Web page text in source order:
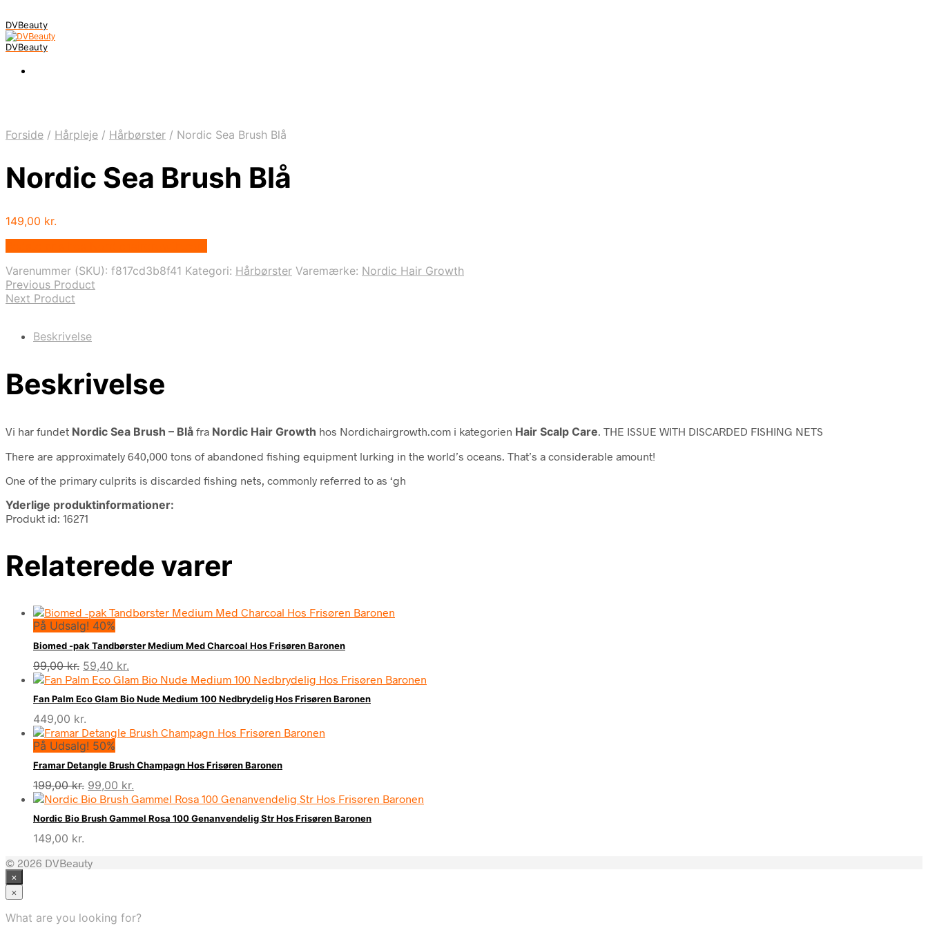
DVBeauty
DVBeauty
Forside / Hårpleje / Hårbørster / Nordic Sea Brush Blå
Nordic Sea Brush Blå
149,00 kr.
Varenummer (SKU): f817cd3b8f41 Kategori: Hårbørster Varemærke: Nordic Hair Growth
Previous Product
Next Product
Beskrivelse
Beskrivelse
Vi har fundet Nordic Sea Brush – Blå fra Nordic Hair Growth hos Nordichairgrowth.com i kategorien Hair Scalp Care . THE ISSUE WITH DISCARDED FISHING NETS
There are approximately 640,000 tons of abandoned fishing equipment lurking in the world’s oceans. That’s a considerable amount!
One of the primary culprits is discarded fishing nets, commonly referred to as ‘gh
Yderlige produktinformationer:
Produkt id: 16271
Relaterede varer
På Udsalg! 40%
Biomed -pak Tandbørster Medium Med Charcoal Hos Frisøren Baronen
99,00kr. Den
oprindelige
pris
var:
99,00 kr..
59,40 kr.
aktuelle
pris
er:
Fan Palm Eco Glam Bio Nude Medium 100 Nedbrydelig Hos Frisøren Baronen
449,00 kr.
På Udsalg! 50%
Framar Detangle Brush Champagn Hos Frisøren Baronen
199,00kr. Den
oprindelige
pris
var:
99,00 kr.
aktuelle
pris
er:
Nordic Bio Brush Gammel Rosa 100 Genanvendelig Str Hos Frisøren Baronen
149,00 kr.
© 2026 DVBeauty
×
×
What are you looking for?